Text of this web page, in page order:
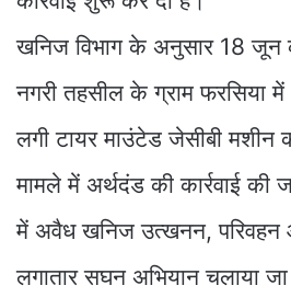
खनिज विभाग के अनुसार 18 जून
नगरी तहसील के ग्राम फरसिया
लगी टायर माउंटेड जेसीबी मशीन
मामले में अर्थदंड की कार्रवाई की
में अवैध खनिज उत्खनन, परिवहन
लगातार सघन अभियान चलाया